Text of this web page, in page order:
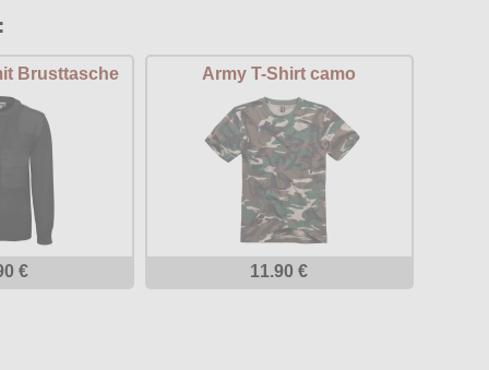
Brusttasche
€
Army T-Shirt camo
11.90 €